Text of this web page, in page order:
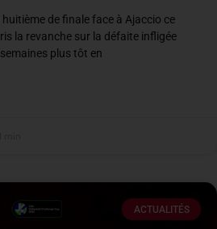
de finale face à Ajaccio ce
la revanche sur la défaite infligée
plus tôt en
ACTUALITÉS